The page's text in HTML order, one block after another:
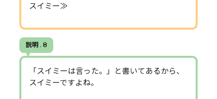
スイミー≫
説明 . 8
「スイミーは言った。」と書いてあるから、
スイミーですよね。